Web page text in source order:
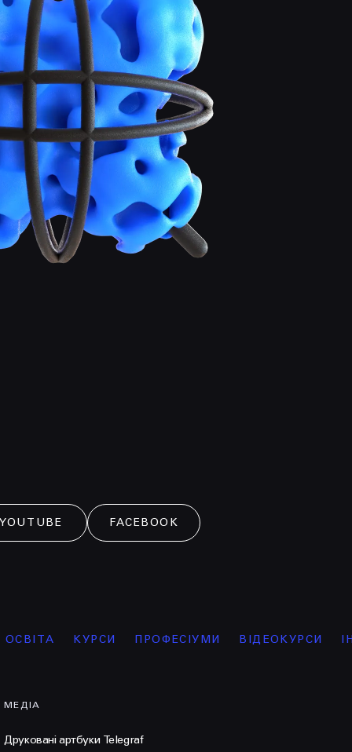
YOUTUBE FACEBOOK
КУРСИ ПРОФЕСІУМИ ВІДЕОКУРСИ
МЕДІА
Друковані артбуки Telegraf